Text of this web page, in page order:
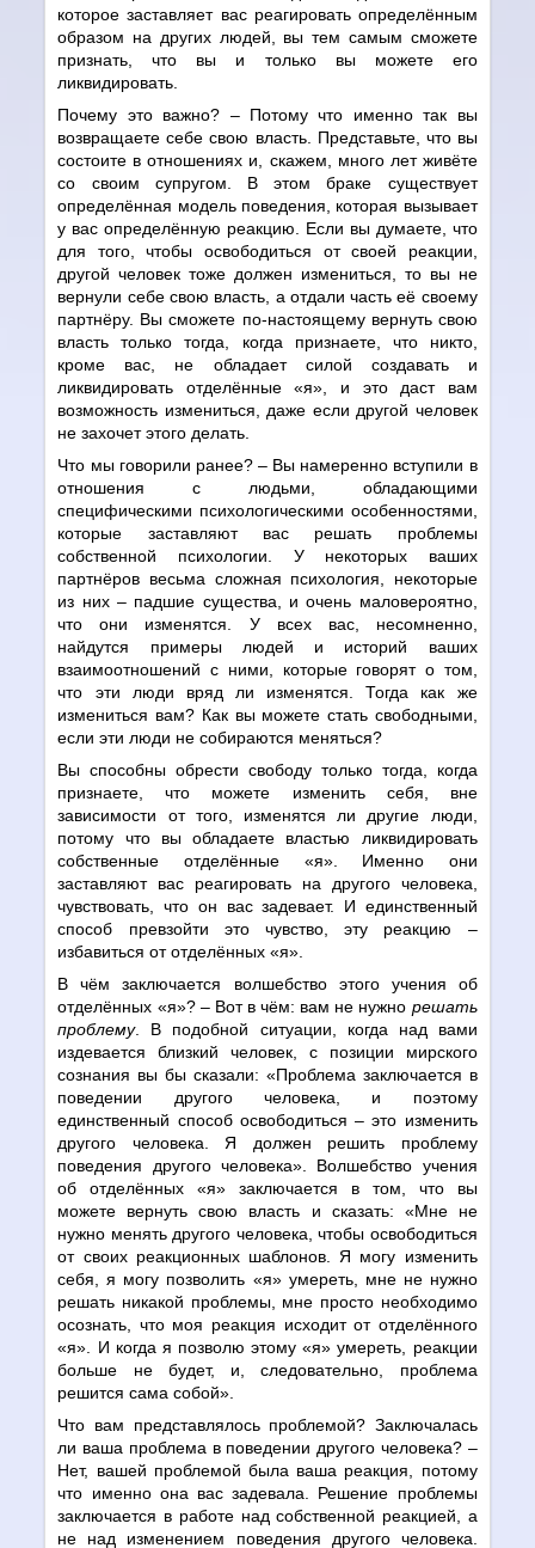
которое заставляет вас реагировать определённым
образом на других людей, вы тем самым сможете
признать, что вы и только вы можете его
ликвидировать.
Почему это важно? – Потому что именно так вы
возвращаете себе свою власть. Представьте, что вы
состоите в отношениях и, скажем, много лет живёте
со своим супругом. В этом браке существует
определённая модель поведения, которая вызывает
у вас определённую реакцию. Если вы думаете, что
для того, чтобы освободиться от своей реакции,
другой человек тоже должен измениться, то вы не
вернули себе свою власть, а отдали часть её своему
партнёру. Вы сможете по-настоящему вернуть свою
власть только тогда, когда признаете, что никто,
кроме вас, не обладает силой создавать и
ликвидировать отделённые «я», и это даст вам
возможность измениться, даже если другой человек
не захочет этого делать.
Что мы говорили ранее? – Вы намеренно вступили в
отношения с людьми, обладающими
специфическими психологическими особенностями,
которые заставляют вас решать проблемы
собственной психологии. У некоторых ваших
партнёров весьма сложная психология, некоторые
из них – падшие существа, и очень маловероятно,
что они изменятся. У всех вас, несомненно,
найдутся примеры людей и историй ваших
взаимоотношений с ними, которые говорят о том,
что эти люди вряд ли изменятся. Тогда как же
измениться вам? Как вы можете стать свободными,
если эти люди не собираются меняться?
Вы способны обрести свободу только тогда, когда
признаете, что можете изменить себя, вне
зависимости от того, изменятся ли другие люди,
потому что вы обладаете властью ликвидировать
собственные отделённые «я». Именно они
заставляют вас реагировать на другого человека,
чувствовать, что он вас задевает. И единственный
способ превзойти это чувство, эту реакцию –
избавиться от отделённых «я».
В чём заключается волшебство этого учения об
отделённых «я»? – Вот в чём: вам не нужно решать
проблему. В подобной ситуации, когда над вами
издевается близкий человек, с позиции мирского
сознания вы бы сказали: «Проблема заключается в
поведении другого человека, и поэтому
единственный способ освободиться – это изменить
другого человека. Я должен решить проблему
поведения другого человека». Волшебство учения
об отделённых «я» заключается в том, что вы
можете вернуть свою власть и сказать: «Мне не
нужно менять другого человека, чтобы освободиться
от своих реакционных шаблонов. Я могу изменить
себя, я могу позволить «я» умереть, мне не нужно
решать никакой проблемы, мне просто необходимо
осознать, что моя реакция исходит от отделённого
«я». И когда я позволю этому «я» умереть, реакции
больше не будет, и, следовательно, проблема
решится сама собой».
Что вам представлялось проблемой? Заключалась
ли ваша проблема в поведении другого человека? –
Нет, вашей проблемой была ваша реакция, потому
что именно она вас задевала. Решение проблемы
заключается в работе над собственной реакцией, а
не над изменением поведения другого человека.